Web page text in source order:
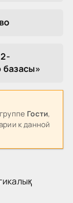
Гости,
к данной